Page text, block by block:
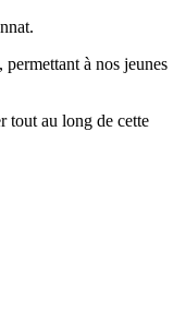
à nos jeunes
tout au long de cette